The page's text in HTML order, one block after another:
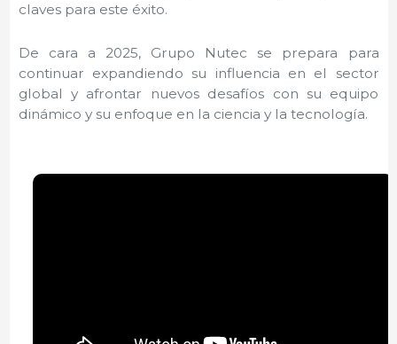
claves para este éxito.
De cara a 2025, Grupo Nutec se prepara para
continuar expandiendo su influencia en el sector
global y afrontar nuevos desafíos con su equipo
dinámico y su enfoque en la ciencia y la tecnología.